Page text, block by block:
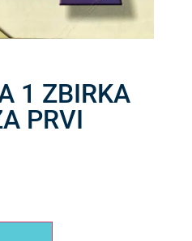
1 ZBIRKA
PRVI